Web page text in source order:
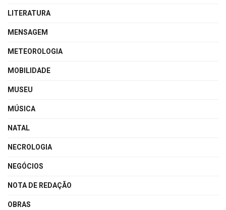
LITERATURA
MENSAGEM
METEOROLOGIA
MOBILIDADE
MUSEU
MÚSICA
NATAL
NECROLOGIA
NEGÓCIOS
NOTA DE REDAÇÃO
OBRAS